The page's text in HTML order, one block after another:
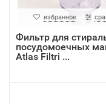
избранное
Фильтр для
посудомоечных
Atlas Filtri ...